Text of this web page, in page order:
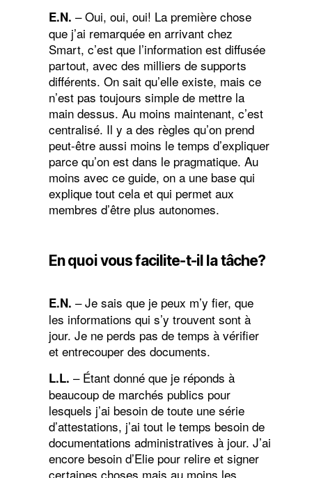
E.N. – Oui, oui, oui! La première chose
que j’ai remarquée en arrivant chez
Smart, c’est que l’information est diffusée
partout, avec des milliers de supports
différents. On sait qu’elle existe, mais ce
n’est pas toujours simple de mettre la
main dessus. Au moins maintenant, c’est
centralisé. Il y a des règles qu’on prend
peut-être aussi moins le temps d’expliquer
parce qu’on est dans le pragmatique. Au
moins avec ce guide, on a une base qui
explique tout cela et qui permet aux
membres d’être plus autonomes.
En quoi vous facilite-t-il la tâche?
E.N. – Je sais que je peux m’y fier, que
les informations qui s’y trouvent sont à
jour. Je ne perds pas de temps à vérifier
et entrecouper des documents.
L.L. – Étant donné que je réponds à
beaucoup de marchés publics pour
lesquels j’ai besoin de toute une série
d’attestations, j’ai tout le temps besoin de
documentations administratives à jour. J’ai
encore besoin d’Elie pour relire et signer
certaines choses mais au moins les